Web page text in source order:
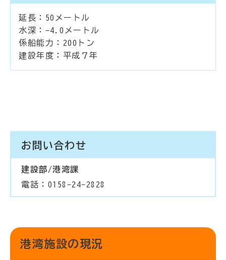
延長：50メートル
水深：-4.0メートル
係船能力：200トン
建設年度：平成７年
お問い合わせ
建設部/港湾課
電話：0158-24-2828
港湾施設の現況